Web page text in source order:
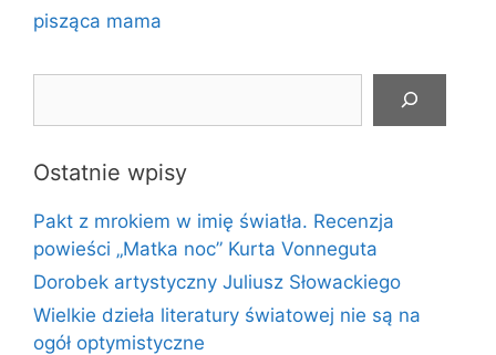
pisząca mama
Ostatnie wpisy
Pakt z mrokiem w imię światła. Recenzja
powieści „Matka noc” Kurta Vonneguta
Dorobek artystyczny Juliusz Słowackiego
Wielkie dzieła literatury światowej nie są na
ogół optymistyczne